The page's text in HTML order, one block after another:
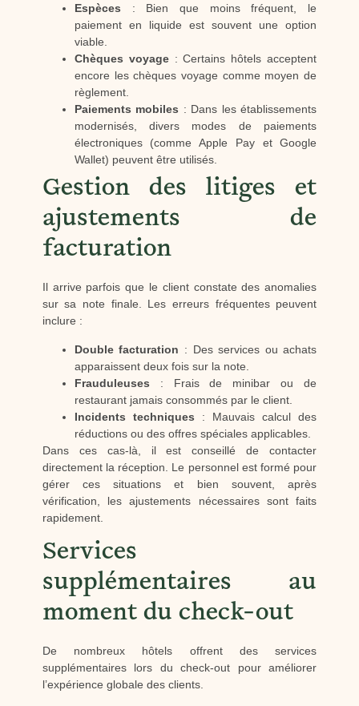
Espèces : Bien que moins fréquent, le
paiement en liquide est souvent une option
viable.
Chèques voyage: Certains hôtels acceptent
encore les chèques voyage comme moyen de
règlement.
Paiements mobiles : Dans les établissements
modernisés, divers modes de paiements
électroniques (comme Apple Pay et Google
Wallet) peuvent être utilisés.
Gestion des litiges et
ajustements de
facturation
Il arrive parfois que le client constate des anomalies
sur sa note finale. Les erreurs fréquentes peuvent
inclure :
Double facturation : Des services ou achats
apparaissent deux fois sur la note.
Frauduleuses : Frais de minibar ou de
restaurant jamais consommés par le client.
Incidents techniques : Mauvais calcul des
réductions ou des offres spéciales applicables.
Dans ces cas-là, il est conseillé de contacter
directement la réception. Le personnel est formé pour
gérer ces situations et bien souvent, après
vérification, les ajustements nécessaires sont faits
rapidement.
Services
supplémentaires au
moment du check-out
De nombreux hôtels offrent des services
supplémentaires lors du check-out pour améliorer
l’expérience globale des clients.